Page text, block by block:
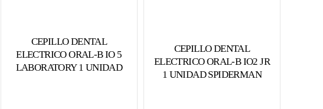
CEPILLO DENTAL
ELECTRICO ORAL-B IO 5
LABORATORY 1 UNIDAD
CEPILLO DENTAL
ELECTRICO ORAL-B IO2 JR
1 UNIDAD SPIDERMAN